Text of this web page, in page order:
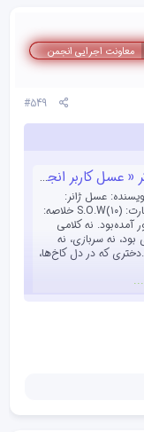
معاونت اجرایی انجمن
#549
انجمن رمان بوک »
عسل ژانر:
تاریخی، عاشقانه، درام عضو گپ نظارت: (۱۰)S.O.W خلاصه:
آمده‌بود. نه کلامی
نه سربازی، نه
که در دل کاخ‌ها،